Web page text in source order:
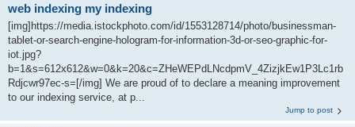
web indexing my indexing
[img]https://media.istockphoto.com/id/1553128714/photo/businessman-
tablet-or-search-engine-hologram-for-information-3d-or-seo-graphic-for-
iot.jpg?
b=1&s=612x612&w=0&k=20&c=ZHeWEPdLNcdpmV_4ZizjkEw1P3Lc1rb
Rdjcwr97ec-s=[/img] We are proud of to declare a meaning improvement
to our indexing service, at p...
Jump to post